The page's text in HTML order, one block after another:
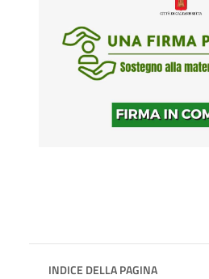
INDICE DELLA PAGINA